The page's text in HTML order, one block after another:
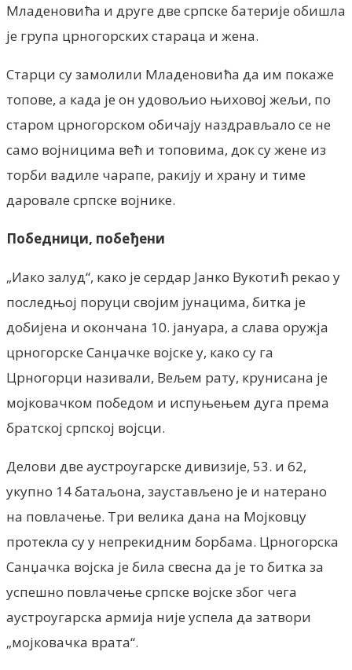
Младеновића и друге две српске батерије обишла
је група црногорских стараца и жена.
Старци су замолили Младеновића да им покаже
топове, а када је он удовољио њиховој жељи, по
старом црногорском обичају наздрављало се не
само војницима већ и топовима, док су жене из
торби вадиле чарапе, ракију и храну и тиме
даровале српске војнике.
Победници, побеђени
„Иако залуд“, како је сердар Јанко Вукотић рекао у
последњој поруци својим јунацима, битка је
добијена и окончана 10. јануара, а слава оружја
црногорске Санџачке војске у, како су га
Црногорци називали, Вељем рату, крунисана је
мојковачком победом и испуњењем дуга према
братској српској војсци.
Делови две аустроугарске дивизије, 53. и 62,
укупно 14 батаљона, заустављено је и натерано
на повлачење. Три велика дана на Мојковцу
протекла су у непрекидним борбама. Црногорска
Санџачка војска је била свесна да је то битка за
успешно повлачење српске војске због чега
аустроугарска армија није успела да затвори
„мојковачка врата“.